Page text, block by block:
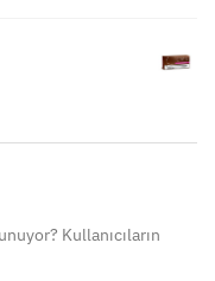
Kullanıcıların